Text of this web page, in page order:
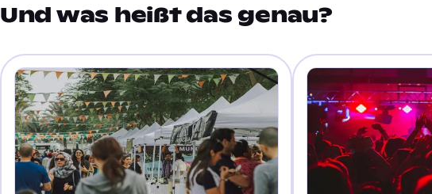
Und was heißt das genau?